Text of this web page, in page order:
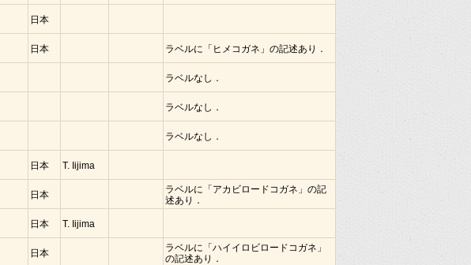
日本
日本 ラベルに「ヒメコガネ」の記述あり．
ラベルなし．
ラベルなし．
ラベルなし．
日本 T. Iijima
日本
ラベルに「アカビロードコガネ」の記
述あり．
日本 T. Iijima
日本
ラベルに「ハイイロビロードコガネ」
の記述あり．